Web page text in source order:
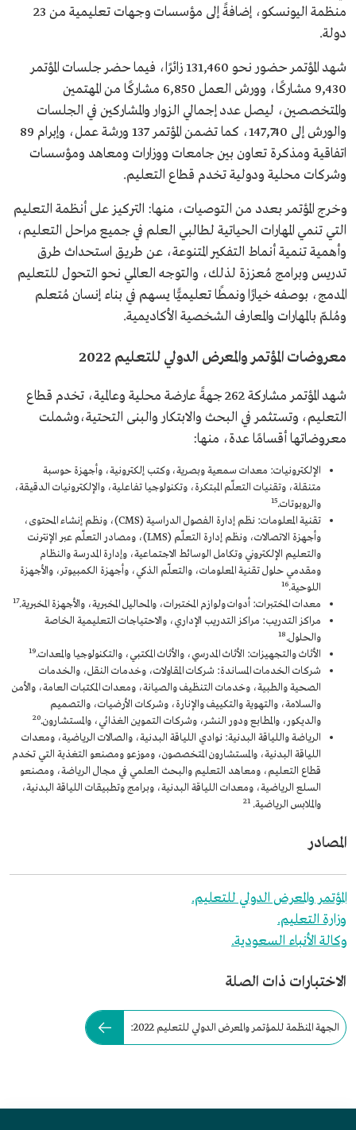
منظمة اليونسكو، إضافةً إلى مؤسسات وجهات تعليمية من 23
دولة.
شهد المؤتمر حضور نحو 131,460 زائرًا، فيما حضر جلسات المؤتمر
9,430 مشاركًا، وورش العمل 6,850 مشاركًا من المهتمين
والمتخصصين، ليصل عدد إجمالي الزوار والمشاركين في الجلسات
والورش إلى 147,740، كما تضمن المؤتمر 137 ورشة عمل، وإبرام 89
اتفاقية ومذكرة تعاون بين جامعات ووزارات ومعاهد ومؤسسات
وشركات محلية ودولية تخدم قطاع التعليم.
وخرج المؤتمر بعدد من التوصيات، منها: التركيز على أنظمة التعليم
التي تنمي المهارات الحياتية لطالبي العلم في جميع مراحل التعليم،
وأهمية تنمية أنماط التفكير المتنوعة، عن طريق استحداث طرق
تدريس وبرامج مُعززة لذلك، والتوجه العالمي نحو التحول للتعليم
المدمج، بوصفه خيارًا ونمطًا تعليميًّا يسهم في بناء إنسان مُتعلم
ومُلمّ بالمهارات والمعارف الشخصية الأكاديمية.
معروضات المؤتمر والمعرض الدولي للتعليم 2022
شهد المؤتمر مشاركة 262 جهةً عارضة محلية وعالمية، تخدم قطاع
التعليم، وتستثمر في البحث والابتكار والبنى التحتية،وشملت
معروضاتها أقسامًا عدة، منها:
الإلكترونيات: معدات سمعية وبصرية، وكتب إلكترونية، وأجهزة حوسبة
متنقلة، وتقنيات التعلّم المبتكرة، وتكنولوجيا تفاعلية، والإلكترونيات الدقيقة،
والروبوتات.15
تقنية المعلومات: نظم إدارة الفصول الدراسية (CMS)، ونظم إنشاء المحتوى،
وأجهزة الاتصالات، ونظم إدارة التعلّم (LMS)، ومصادر التعلّم عبر الإنترنت
والتعليم الإلكتروني وتكامل الوسائط الاجتماعية، وإدارة المدرسة والنظام
ومقدمي حلول تقنية المعلومات، والتعلّم الذكي، وأجهزة الكمبيوتر، والأجهزة
اللوحية.16
معدات المختبرات: أدوات ولوازم المختبرات، والمحاليل المخبرية، والأجهزة المخبرية.17
مراكز التدريب: مراكز التدريب الإداري، والاحتياجات التعليمية الخاصة
والحلول.18
الأثاث والتجهيزات: الأثاث المدرسي، والأثاث المكتبي، والتكنولوجيا والمعدات.19
شركات الخدمات المساندة: شركات المقاولات، وخدمات النقل، والخدمات
الصحية والطبية، وخدمات التنظيف والصيانة، ومعدات المكتبات العامة، والأمن
والسلامة، والتهوية والتكييف والإنارة، وشركات الأرضيات، والتصميم
والديكور، والمطابع ودور النشر، وشركات التموين الغذائي، والمستشارون.20
الرياضة واللياقة البدنية: نوادي اللياقة البدنية، والصالات الرياضية، ومعدات
اللياقة البدنية، والمستشارون المتخصصون، وموزعو ومصنعو التغذية التي تخدم
قطاع التعليم، ومعاهد التعليم والبحث العلمي في مجال الرياضة، ومصنعو
السلع الرياضية، ومعدات اللياقة البدنية، وبرامج وتطبيقات اللياقة البدنية،
والملابس الرياضية. 21
المصادر
المؤتمر والمعرض الدولي للتعليم.
وزارة التعليم.
وكالة الأنباء السعودية.
الاختبارات ذات الصلة
الجهة المنظمة للمؤتمر والمعرض الدولي للتعليم 2022: